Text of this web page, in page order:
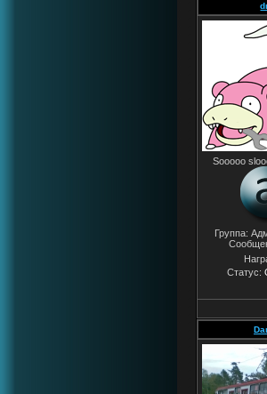
Sooooo
Группа:
Статус: